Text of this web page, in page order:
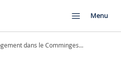
Menu
dans le Comminges...